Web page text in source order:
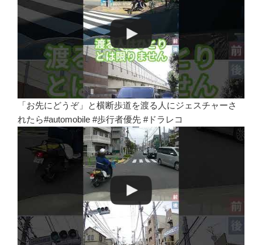
「お先にどうぞ」と横断歩道を渡る人にジェスチャーさ
れたら#automobile #歩行者優先 #ドラレコ